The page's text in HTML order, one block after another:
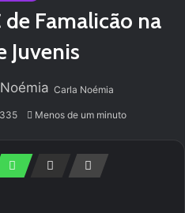
de Famalicão na
Juvenis
Carla Noémia
335 Menos de um minuto